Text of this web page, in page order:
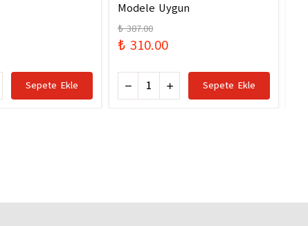
Sepete Ekle
Modele Uygun
₺ 387.00
₺ 310.00
Sepete Ekle